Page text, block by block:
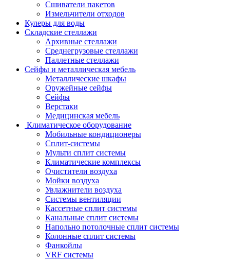
Сшиватели пакетов
Измельчители отходов
Кулеры для воды
Складские стеллажи
Архивные стеллажи
Среднегрузовые стеллажи
Паллетные стеллажи
Сейфы и металлическая мебель
Металлические шкафы
Оружейные сейфы
Сейфы
Верстаки
Медицинская мебель
Климатическое оборудование
Мобильные кондиционеры
Сплит-системы
Мульти сплит системы
Климатические комплексы
Очистители воздуха
Мойки воздуха
Увлажнители воздуха
Системы вентиляции
Кассетные сплит системы
Канальные сплит системы
Напольно потолочные сплит системы
Колонные сплит системы
Фанкойлы
VRF системы